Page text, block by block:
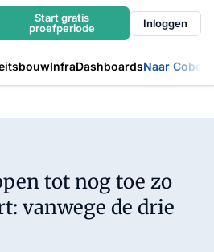
Start gratis
proefperiode
Inloggen
InfraDashboardsNaar
tot nog toe zo
vanwege de drie